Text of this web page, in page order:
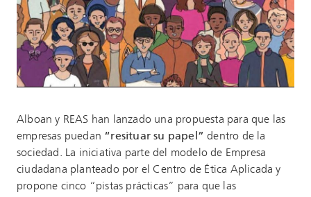
Alboan y REAS han lanzado una propuesta para que las
empresas puedan “resituar su papel”dentro de la
sociedad. La iniciativa parte del modelo de Empresa
ciudadana planteado por el Centro de Ética Aplicada y
propone cinco “pistas prácticas” para que las